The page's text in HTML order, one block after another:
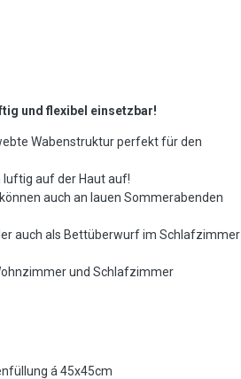
und flexibel einsetzbar!
Wabenstruktur perfekt für den
luftig auf der Haut auf!
auch an lauen Sommerabenden
auch als Bettüberwurf im Schlafzimmer
und Schlafzimmer
á 45x45cm